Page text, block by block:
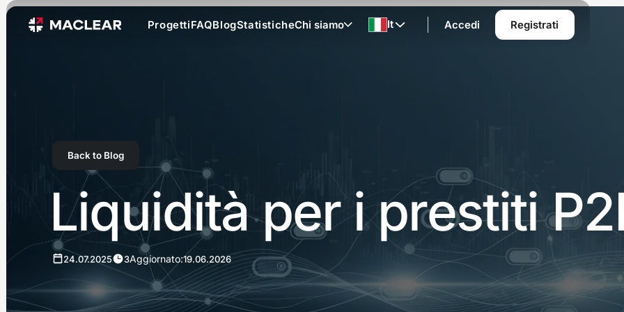
ProgettiFAQBlogStatisticheChi siamo It Accedi Registrati
Back to Blog
Liquidità per i prestiti
24.07.2025 3Aggiornato:19.06.2026